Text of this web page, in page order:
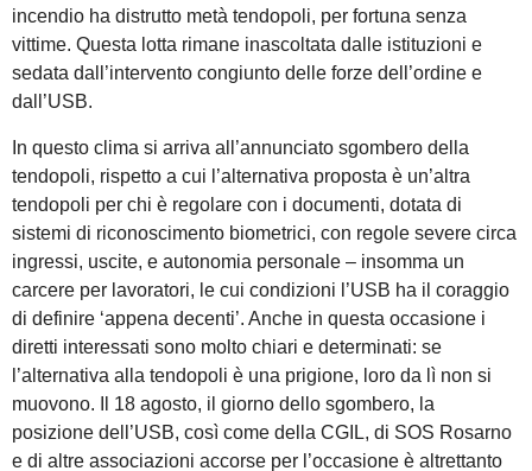
incendio ha distrutto metà tendopoli, per fortuna senza
vittime. Questa lotta rimane inascoltata dalle istituzioni e
sedata dall’intervento congiunto delle forze dell’ordine e
dall’USB.
In questo clima si arriva all’annunciato sgombero della
tendopoli, rispetto a cui l’alternativa proposta è un’altra
tendopoli per chi è regolare con i documenti, dotata di
sistemi di riconoscimento biometrici, con regole severe circa
ingressi, uscite, e autonomia personale – insomma un
carcere per lavoratori, le cui condizioni l’USB ha il coraggio
di definire ‘appena decenti’. Anche in questa occasione i
diretti interessati sono molto chiari e determinati: se
l’alternativa alla tendopoli è una prigione, loro da lì non si
muovono. Il 18 agosto, il giorno dello sgombero, la
posizione dell’USB, così come della CGIL, di SOS Rosarno
e di altre associazioni accorse per l’occasione è altrettanto